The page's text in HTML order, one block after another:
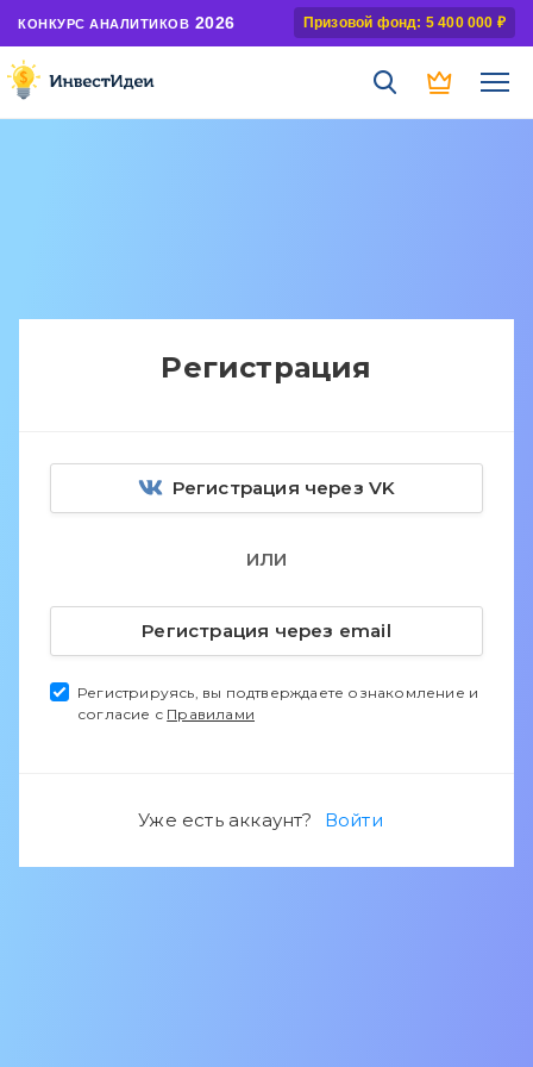
КОНКУРС АНАЛИТИКОВ 2026 Призовой фонд: 5 400 000 ₽
Регистрация
Регистрация через VK
ИЛИ
Регистрация через email
Регистрируясь, вы подтверждаете ознакомление и
согласие с Правилами
Уже есть аккаунт? Войти